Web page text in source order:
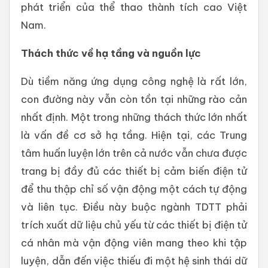
phát triển của thể thao thành tích cao Việt
Nam.
Thách thức về hạ tầng và nguồn lực
Dù tiềm năng ứng dụng công nghệ là rất lớn,
con đường này vẫn còn tồn tại những rào cản
nhất định. Một trong những thách thức lớn nhất
là vấn đề cơ sở hạ tầng. Hiện tại, các Trung
tâm huấn luyện lớn trên cả nước vẫn chưa được
trang bị đầy đủ các thiết bị cảm biến điện tử
để thu thập chỉ số vận động một cách tự động
và liên tục. Điều này buộc ngành TDTT phải
trích xuất dữ liệu chủ yếu từ các thiết bị điện tử
cá nhân mà vận động viên mang theo khi tập
luyện, dẫn đến việc thiếu đi một hệ sinh thái dữ